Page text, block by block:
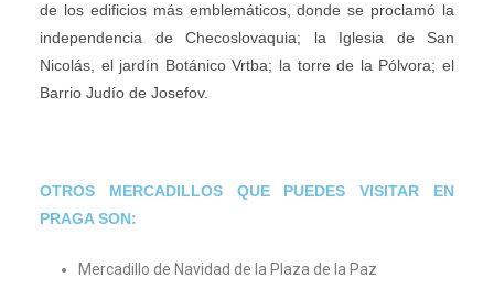
de los edificios más emblemáticos, donde se proclamó la
independencia de Checoslovaquia; la Iglesia de San
Nicolás, el jardín Botánico Vrtba; la torre de la Pólvora; el
Barrio Judío de Josefov.
OTROS MERCADILLOS QUE PUEDES VISITAR EN
PRAGA SON:
Mercadillo de Navidad de la Plaza de la Paz